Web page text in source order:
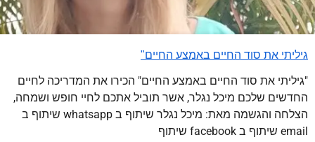
גיליתי את סוד החיים באמצע החיים"
"גיליתי את סוד החיים באמצע החיים" הכירו את המדריכה לחיים
החדשים שלכם מיכל נגלר, אשר תוביל אתכם לחיי חופש ושמחה,
הצלחה והגשמה מאת: מיכל נגלר שיתוף ב whatsapp שיתוף ב
email שיתוף ב facebook שיתוף